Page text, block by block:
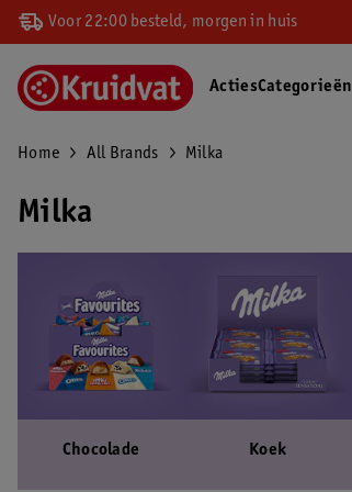
Voor 22:00 besteld, morgen in huis
ActiesCategorieën
Home All Brands Milka
Milka
Chocolade Koek